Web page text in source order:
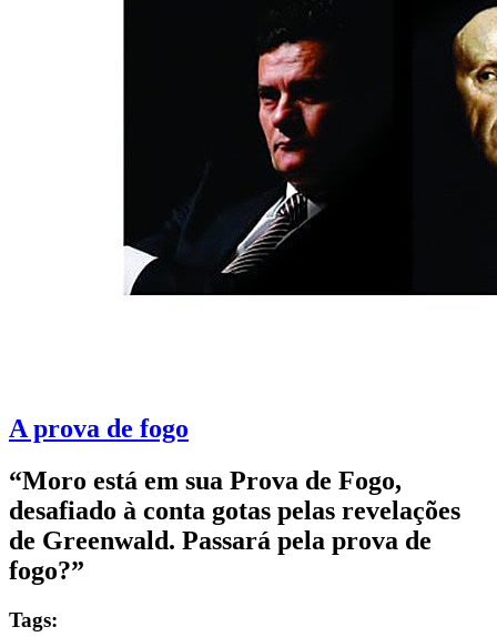
A prova de fogo
“Moro está em sua Prova de Fogo,
desafiado à conta gotas pelas revelações
de Greenwald. Passará pela prova de
fogo?”
Tags: